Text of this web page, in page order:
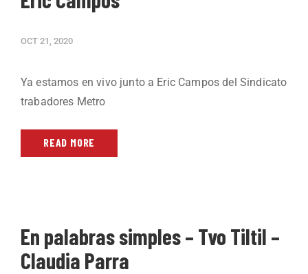
OCT 21, 2020
Ya estamos en vivo junto a Eric Campos del Sindicato
trabadores Metro
READ MORE
En palabras simples – Tvo Tiltil –
Claudia Parra